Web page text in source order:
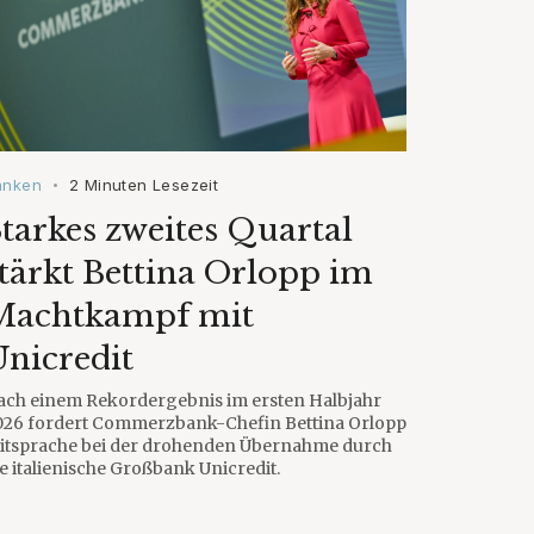
• 2 Minuten Lesezeit
zweites Quartal
Bettina Orlopp im
mit
einem Rekordergebnis im ersten Halbjahr
fordert Commerzbank-Chefin Bettina Orlopp
bei der drohenden Übernahme durch
italienische Großbank Unicredit.